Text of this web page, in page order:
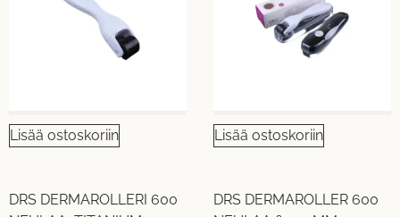
Lisää ostoskoriin
DRS DERMAROLLERI 600
Lisää ostoskoriin
DRS DERMAROLLER 600